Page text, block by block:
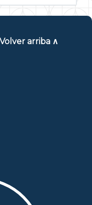
Volver arriba ∧